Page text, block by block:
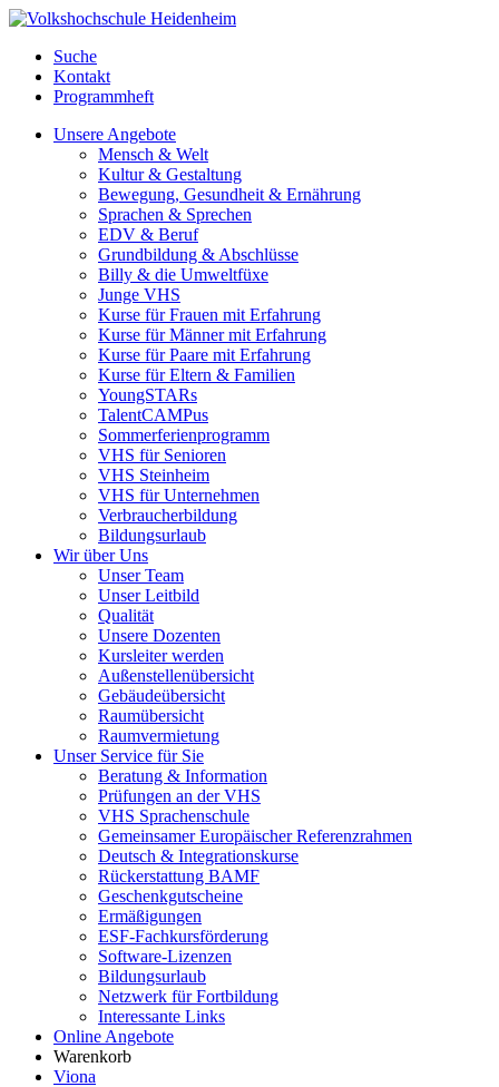
Suche
Kontakt
Programmheft
Unsere Angebote
Mensch & Welt
Kultur & Gestaltung
Bewegung, Gesundheit & Ernährung
Sprachen & Sprechen
EDV & Beruf
Grundbildung & Abschlüsse
Billy & die Umweltfüxe
Junge VHS
Kurse für Frauen mit Erfahrung
Kurse für Männer mit Erfahrung
Kurse für Paare mit Erfahrung
Kurse für Eltern & Familien
YoungSTARs
TalentCAMPus
Sommerferienprogramm
VHS für Senioren
VHS Steinheim
VHS für Unternehmen
Verbraucherbildung
Bildungsurlaub
Wir über Uns
Unser Team
Unser Leitbild
Qualität
Unsere Dozenten
Kursleiter werden
Außenstellenübersicht
Gebäudeübersicht
Raumübersicht
Raumvermietung
Unser Service für Sie
Beratung & Information
Prüfungen an der VHS
VHS Sprachenschule
Gemeinsamer Europäischer Referenzrahmen
Deutsch & Integrationskurse
Rückerstattung BAMF
Geschenkgutscheine
Ermäßigungen
ESF-Fachkursförderung
Software-Lizenzen
Bildungsurlaub
Netzwerk für Fortbildung
Interessante Links
Online Angebote
Warenkorb
Viona